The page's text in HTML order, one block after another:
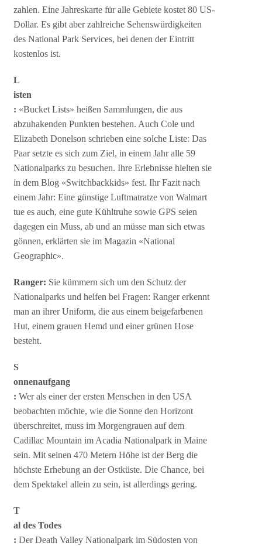
zahlen. Eine Jahreskarte für alle Gebiete kostet 80 US-
Dollar. Es gibt aber zahlreiche Sehenswürdigkeiten
des National Park Services, bei denen der Eintritt
kostenlos ist.
L
isten
: «Bucket Lists» heißen Sammlungen, die aus
abzuhakenden Punkten bestehen. Auch Cole und
Elizabeth Donelson schrieben eine solche Liste: Das
Paar setzte es sich zum Ziel, in einem Jahr alle 59
Nationalparks zu besuchen. Ihre Erlebnisse hielten sie
in dem Blog «Switchbackkids» fest. Ihr Fazit nach
einem Jahr: Eine günstige Luftmatratze von Walmart
tue es auch, eine gute Kühltruhe sowie GPS seien
dagegen ein Muss, ab und an müsse man sich etwas
gönnen, erklärten sie im Magazin «National
Geographic».
Ranger: Sie kümmern sich um den Schutz der
Nationalparks und helfen bei Fragen: Ranger erkennt
man an ihrer Uniform, die aus einem beigefarbenen
Hut, einem grauen Hemd und einer grünen Hose
besteht.
S
onnenaufgang
: Wer als einer der ersten Menschen in den USA
beobachten möchte, wie die Sonne den Horizont
überschreitet, muss im Morgengrauen auf dem
Cadillac Mountain im Acadia Nationalpark in Maine
sein. Mit seinen 470 Metern Höhe ist der Berg die
höchste Erhebung an der Ostküste. Die Chance, bei
dem Spektakel allein zu sein, ist allerdings gering.
T
al des Todes
: Der Death Valley Nationalpark im Südosten von